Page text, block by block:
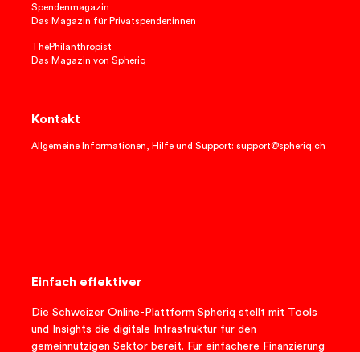
Spendenmagazin
Das Magazin für Privatspender:innen
ThePhilanthropist
Das Magazin von Spheriq
Kontakt
Allgemeine Informationen, Hilfe und Support: support@spheriq.ch
Einfach effektiver
Die Schweizer Online-Plattform Spheriq stellt mit Tools
und Insights die digitale Infrastruktur für den
gemeinnützigen Sektor bereit. Für einfachere Finanzierung